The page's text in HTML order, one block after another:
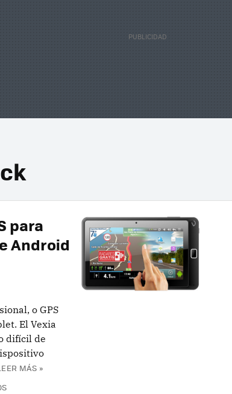
para
Android
o GPS
El Vexia
difícil de
MÁS »